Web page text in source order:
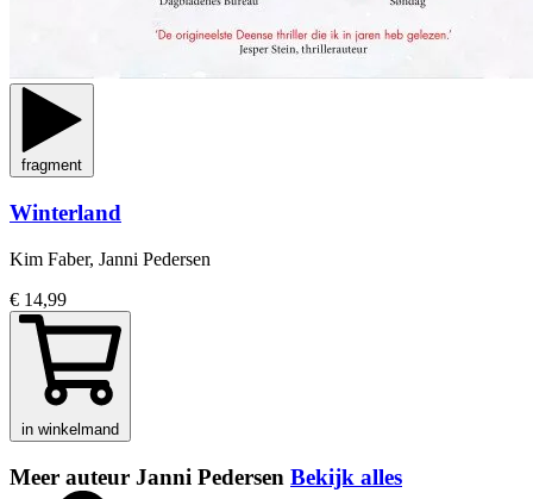
fragment
Winterland
Kim Faber, Janni Pedersen
€ 14,99
in winkelmand
Meer auteur Janni Pedersen Bekijk alles